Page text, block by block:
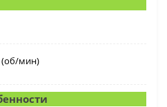
(об/мин)